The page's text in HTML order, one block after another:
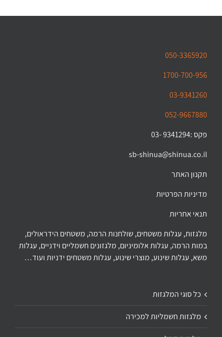
050-3365920
1700-700-956
03-9341260
052-9667880
פקס :9341294 -03
sb-shinua@shinua.co.il
תקנון האתר
מדיניות הפרטיות
תנאי אחריות
מלגזות, עגלות משטחים, שולחנות הרמה, משטחים הידראולים,
במות הרמה, עגלות אלומיניום, מלגזונים חשמליים וידניים, עגלות
משא, עגלות שינוע, מוצרי שינוע, עגלות משטחים ידניות ועוד…
כל סוגי המלגזות
מלגזות חשמליות למכירה